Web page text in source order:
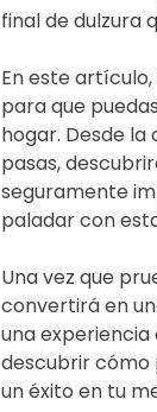
final de dulzura
En este
para que
hogar. Desde
pasas,
seguramente
paladar con
Una vez que
convertirá en
una
descubrir cómo
un éxito en tu